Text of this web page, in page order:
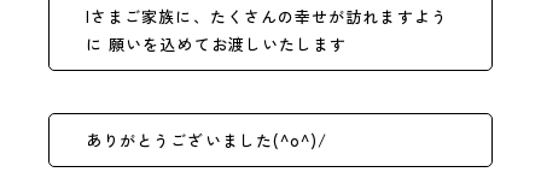
Iさまご家族に、たくさんの幸せが訪れますよう
に 願いを込めてお渡しいたします
ありがとうございました(^o^)/